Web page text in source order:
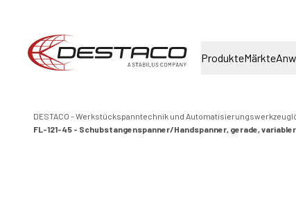
ProdukteMärkte
DESTACO - Werkstückspanntechnik und
FL-121-45 - Schubstangenspanner/Handspanner, gerade,